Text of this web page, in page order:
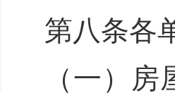
第八条各
（一）